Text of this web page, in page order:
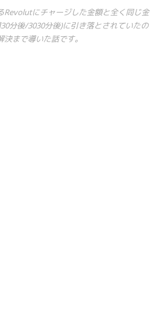
Revolutにチャージした金額と全く同じ金
分後/3030分後)に引き落とされていたの
まで導いた話です。